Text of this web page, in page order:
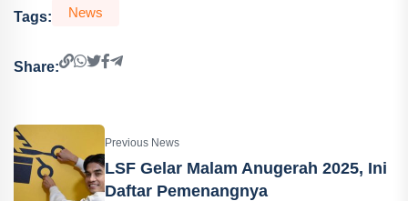
Tags: News
Share:
Previous News
LSF Gelar Malam Anugerah 2025, Ini
Daftar Pemenangnya